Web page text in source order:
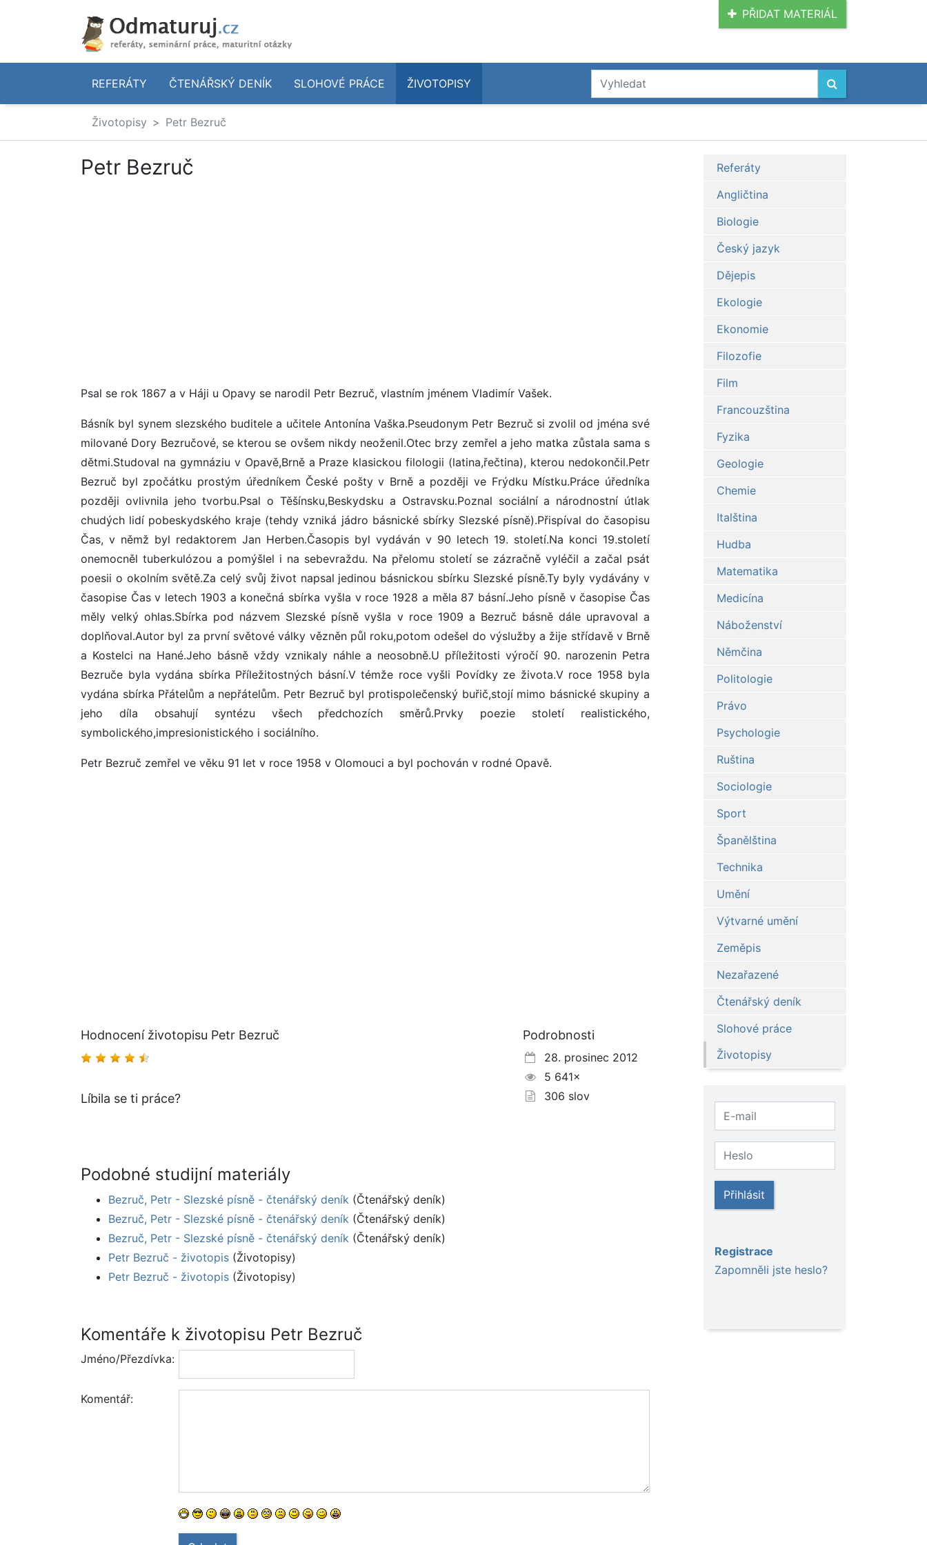
PŘIDAT MATERIÁL
REFERÁTY ČTENÁŘSKÝ DENÍK SLOHOVÉ PRÁCE ŽIVOTOPISY
Životopisy Petr Bezruč
Petr Bezruč
Psal se rok 1867 a v Háji u Opavy se narodil Petr Bezruč, vlastním jménem Vladimír Vašek.
Básník byl synem slezského buditele a učitele Antonína Vaška.Pseudonym Petr Bezruč si zvolil od jména své
milované Dory Bezručové, se kterou se ovšem nikdy neoženil.Otec brzy zemřel a jeho matka zůstala sama s
dětmi.Studoval na gymnáziu v Opavě,Brně a Praze klasickou filologii (latina,řečtina), kterou nedokončil.Petr
Bezruč byl zpočátku prostým úředníkem České pošty v Brně a později ve Frýdku Místku.Práce úředníka
později ovlivnila jeho tvorbu.Psal o Těšínsku,Beskydsku a Ostravsku.Poznal sociální a národnostní útlak
chudých lidí pobeskydského kraje (tehdy vzniká jádro básnické sbírky Slezské písně).Přispíval do časopisu
Čas, v němž byl redaktorem Jan Herben.Časopis byl vydáván v 90 letech 19. století.Na konci 19.století
onemocněl tuberkulózou a pomýšlel i na sebevraždu. Na přelomu století se zázračně vyléčil a začal psát
poesii o okolním světě.Za celý svůj život napsal jedinou básnickou sbírku Slezské písně.Ty byly vydávány v
časopise Čas v letech 1903 a konečná sbírka vyšla v roce 1928 a měla 87 básní.Jeho písně v časopise Čas
měly velký ohlas.Sbírka pod názvem Slezské písně vyšla v roce 1909 a Bezruč básně dále upravoval a
doplňoval.Autor byl za první světové války vězněn půl roku,potom odešel do výslužby a žije střídavě v Brně
a Kostelci na Hané.Jeho básně vždy vznikaly náhle a neosobně.U příležitosti výročí 90. narozenin Petra
Bezruče byla vydána sbírka Příležitostných básní.V témže roce vyšli Povídky ze života.V roce 1958 byla
vydána sbírka Přátelům a nepřátelům. Petr Bezruč byl protispolečenský buřič,stojí mimo básnické skupiny a
jeho díla obsahují syntézu všech předchozích směrů.Prvky poezie století realistického,
symbolického,impresionistického i sociálního.
Petr Bezruč zemřel ve věku 91 let v roce 1958 v Olomouci a byl pochován v rodné Opavě.
Hodnocení životopisu Petr Bezruč
Líbila se ti práce?
Podrobnosti
28. prosinec 2012
5 641×
306 slov
Podobné studijní materiály
Bezruč, Petr - Slezské písně - čtenářský deník (Čtenářský deník)
Bezruč, Petr - Slezské písně - čtenářský deník (Čtenářský deník)
Bezruč, Petr - Slezské písně - čtenářský deník (Čtenářský deník)
Petr Bezruč - životopis (Životopisy)
Petr Bezruč - životopis (Životopisy)
Komentáře k životopisu Petr Bezruč
Jméno/Přezdívka:
Komentář:
Referáty
Angličtina
Biologie
Český jazyk
Dějepis
Ekologie
Ekonomie
Filozofie
Film
Francouzština
Fyzika
Geologie
Chemie
Italština
Hudba
Matematika
Medicína
Náboženství
Němčina
Politologie
Právo
Psychologie
Ruština
Sociologie
Sport
Španělština
Technika
Umění
Výtvarné umění
Zeměpis
Nezařazené
Čtenářský deník
Slohové práce
Životopisy
Přihlásit
Registrace
Zapomněli jste heslo?